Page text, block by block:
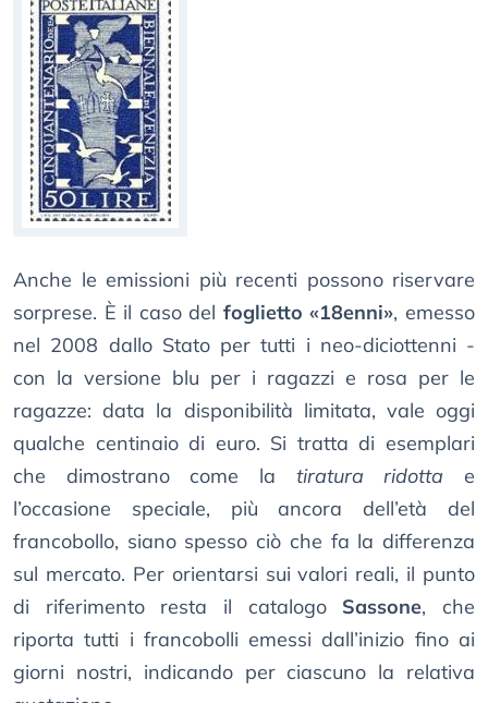
Anche le emissioni più recenti possono riservare
sorprese. È il caso del foglietto «18enni», emesso
nel 2008 dallo Stato per tutti i neo-diciottenni -
con la versione blu per i ragazzi e rosa per le
ragazze: data la disponibilità limitata, vale oggi
qualche centinaio di euro. Si tratta di esemplari
che dimostrano come la tiratura ridotta e
l’occasione speciale, più ancora dell’età del
francobollo, siano spesso ciò che fa la differenza
sul mercato. Per orientarsi sui valori reali, il punto
di riferimento resta il catalogo Sassone, che
riporta tutti i francobolli emessi dall’inizio fino ai
giorni nostri, indicando per ciascuno la relativa